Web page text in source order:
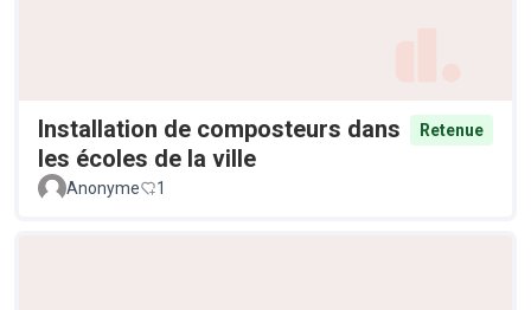
Installation de composteurs dans
les écoles de la ville
Retenue
Anonyme 1